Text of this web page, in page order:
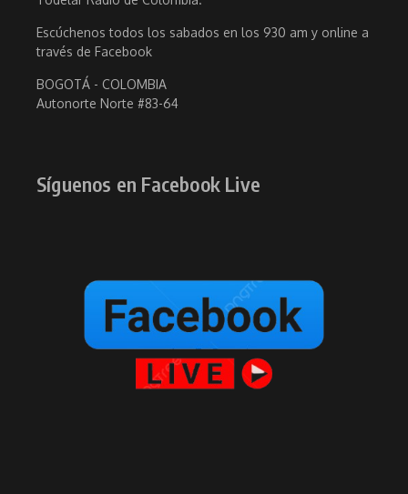
Escúchenos todos los sabados en los 930 am y online a
través de Facebook
BOGOTÁ - COLOMBIA
Autonorte Norte #83-64
Síguenos en Facebook Live